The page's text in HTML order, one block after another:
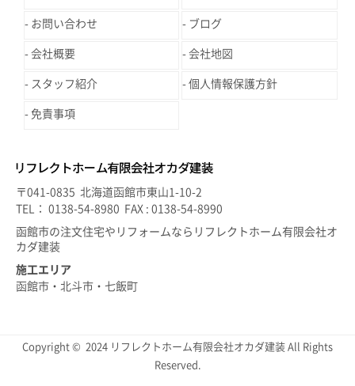
お問い合わせ ブログ
会社概要 会社地図
スタッフ紹介 個人情報保護方針
免責事項
〒041-0835 北海道函館市東山1-10-2
TEL： 0138-54-8980 FAX : 0138-54-8990
函館市の注文住宅やリフォームならリフレクトホーム有限会社オ
カダ建装
施工エリア
函館市・北斗市・七飯町
Copyright © 2024 リフレクトホーム有限会社オカダ建装 All Rights
Reserved.